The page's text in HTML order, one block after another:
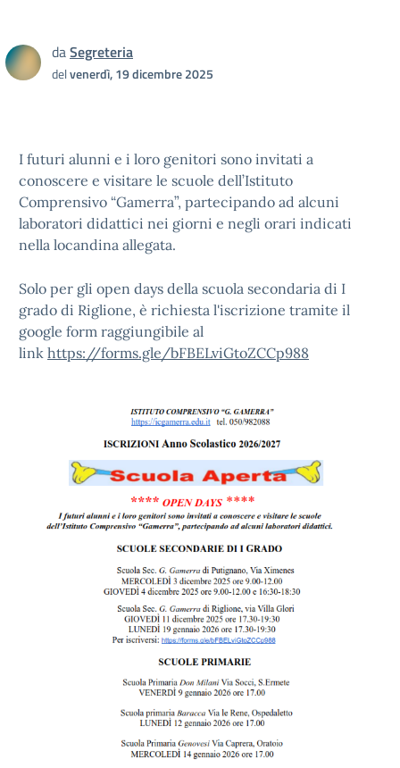
daSegreteria
delvenerdì, 19 dicembre 2025
I futuri alunni e i loro genitori sono invitati a
conoscere e visitare le scuole dell’Istituto
Comprensivo “Gamerra”, partecipando ad alcuni
laboratori didattici nei giorni e negli orari indicati
nella locandina allegata.
Solo per gli open days della scuola secondaria di I
grado di Riglione, è richiesta l'iscrizione tramite il
google form raggiungibile al
link https://forms.gle/bFBELviGtoZCCp988